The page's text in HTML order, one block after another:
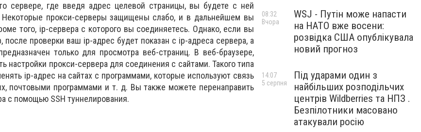
сервере, где введя адрес целевой страницы, вы будете с ней
Некоторые прокси-серверы защищены слабо, и в дальнейшем вы
того, ip-сервера с которого вы соединяетесь. Однако, если вы
после проверки ваш ip-адрес будет показан с ip-адреса сервера, а
только для просмотра веб-страниц. В веб-браузере,
настройки прокси-сервера для соединения с сайтами. Такого типа
ip-адрес на сайтах с программами, которые используют связь
почтовыми программами и т. д. Вы также можете перенаправить
с помощью SSH туннелирования.
WSJ - Путін може напасти
на НАТО вже восени:
розвідка США опублікувала
новий прогноз
08:32
Вчора
Під ударами один з
найбільших розподільчих
центрів Wildberries та НПЗ .
Безпілотники масовано
атакували росію
14:07
5 серпня